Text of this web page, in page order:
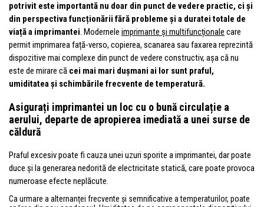
potrivit este importantă nu doar din punct de vedere practic, ci și
din perspectiva funcționării fără probleme și a duratei totale de
viață a imprimantei. Modernele imprimante și multifuncționale care
permit imprimarea față-verso, copierea, scanarea sau faxarea reprezintă
dispozitive mai complexe din punct de vedere constructiv, așa că nu
este de mirare că cei mai mari dușmani ai lor sunt praful,
umiditatea și schimbările frecvente de temperatură.
Asigurați imprimantei un loc cu o bună circulație a
aerului, departe de apropierea imediată a unei surse de
căldură
Praful excesiv poate fi cauza unei uzuri sporite a imprimantei, dar poate
duce și la generarea nedorită de electricitate statică, care poate provoca
numeroase efecte neplăcute.
Ca urmare a alternanței frecvente și semnificative a temperaturilor, poate